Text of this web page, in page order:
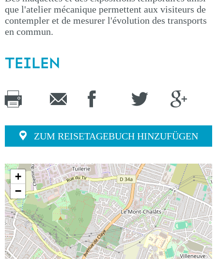
que l'atelier mécanique permettent aux visiteurs de
contempler et de mesurer l'évolution des transports
en commun.
TEILEN
ZUM REISETAGEBUCH HINZUFÜGEN
+
−